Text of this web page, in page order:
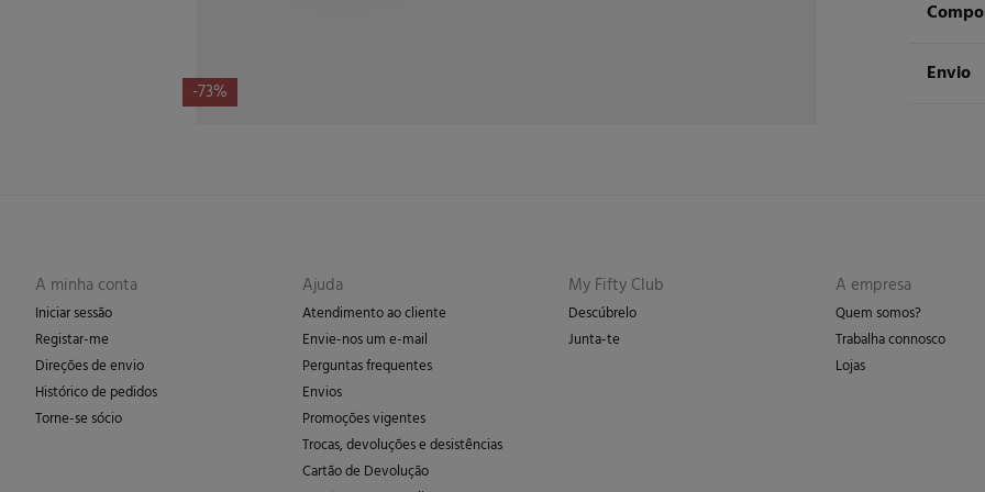
-73%
Envio
A minha conta
Iniciar sessão
Registar-me
Direções de envio
Histórico de pedidos
Torne-se sócio
Ajuda
Atendimento ao cliente
Envie-nos um e-mail
Perguntas frequentes
Envios
Promoções vigentes
Trocas, devoluções e desistências
Cartão de Devolução
My Fifty Club
Descúbrelo
Junta-te
A empresa
Quem somos?
Trabalha connosco
Lojas